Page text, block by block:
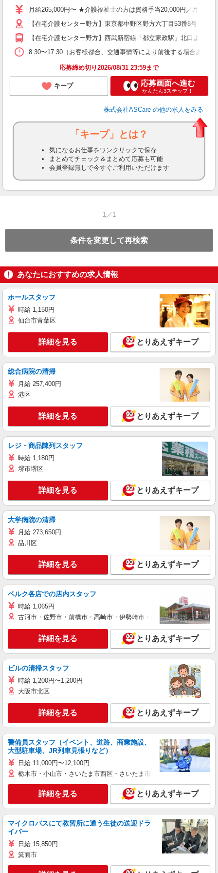
月給265,000円〜 ★介護福祉士の方は資格手当20,000円／月 別途
【在宅介護センター野方】東京都中野区野方六丁目53番8号 【
【在宅介護センター野方】西武新宿線「都立家政駅」北口より
8:30〜17:30（お客様都合、交通事情等により前後する場合あり）
応募締め切り2026/08/31 23:59まで
キープ 応募画面へ進む
かんたん3ステップ！
株式会社ASCare の他の求人をみる
「キープ」とは？
気になるお仕事をワンクリックで保存
まとめてチェック＆まとめて応募も可能
会員登録無しで今すぐご利用いただけます
1／1
条件を変更して再検索
あなたにおすすめの求人情報
ホールスタッフ
時給 1,150円
仙台市青葉区
詳細を見る とりあえずキープ
総合病院の清掃
月給 257,400円
港区
詳細を見る とりあえずキープ
レジ・商品陳列スタッフ
時給 1,180円
堺市堺区
詳細を見る とりあえずキープ
大学病院の清掃
月給 273,650円
品川区
詳細を見る とりあえずキープ
ベルク各店での店内スタッフ
時給 1,065円
古河市・佐野市・前橋市・高崎市・伊勢崎市・太田市・館林市・藤
詳細を見る とりあえずキープ
ビルの清掃スタッフ
時給 1,200円〜1,200円
大阪市北区
詳細を見る とりあえずキープ
警備員スタッフ（イベント、道路、商業施設、
大型駐車場、JR列車見張りなど）
日給 11,000円〜12,100円
栃木市・小山市・さいたま市西区・さいたま市岩槻区・久喜市・蓮田
詳細を見る とりあえずキープ
マイクロバスにて教習所に通う生徒の送迎ドラ
イバー
日給 15,850円
箕面市